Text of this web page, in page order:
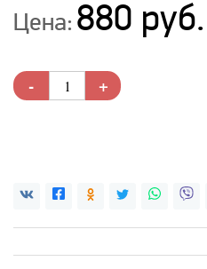
Цена: 880 руб.
- +